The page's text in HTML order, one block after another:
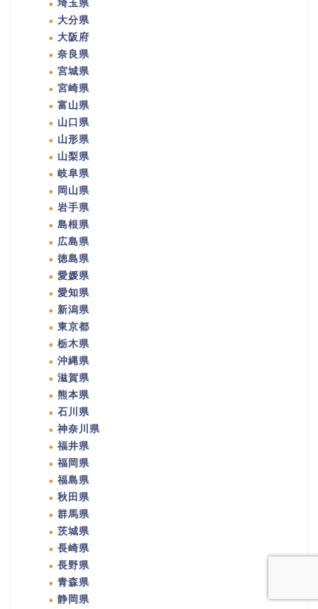
埼玉県
大分県
大阪府
奈良県
宮城県
宮崎県
富山県
山口県
山形県
山梨県
岐阜県
岡山県
岩手県
島根県
広島県
徳島県
愛媛県
愛知県
新潟県
東京都
栃木県
沖縄県
滋賀県
熊本県
石川県
神奈川県
福井県
福岡県
福島県
秋田県
群馬県
茨城県
長崎県
長野県
青森県
静岡県